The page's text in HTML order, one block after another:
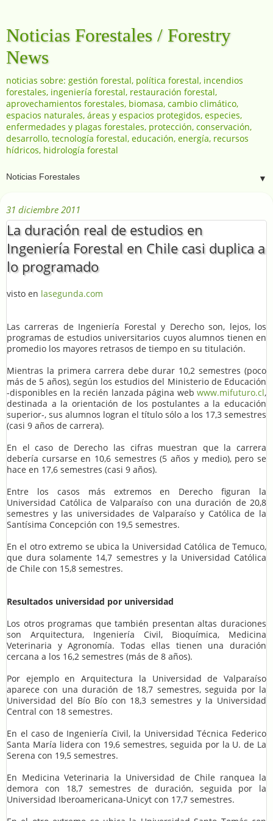
Noticias Forestales / Forestry
News
noticias sobre: gestión forestal, política forestal, incendios
forestales, ingeniería forestal, restauración forestal,
aprovechamientos forestales, biomasa, cambio climático,
espacios naturales, áreas y espacios protegidos, especies,
enfermedades y plagas forestales, protección, conservación,
desarrollo, tecnología forestal, educación, energía, recursos
hídricos, hidrología forestal
▼
31 diciembre 2011
La duración real de estudios en
Ingeniería Forestal en Chile casi duplica a
lo programado
visto en lasegunda.com
Las carreras de Ingeniería Forestal y Derecho son, lejos, los
programas de estudios universitarios cuyos alumnos tienen en
promedio los mayores retrasos de tiempo en su titulación.
Mientras la primera carrera debe durar 10,2 semestres (poco
más de 5 años), según los estudios del Ministerio de Educación
-disponibles en la recién lanzada página web www.mifuturo.cl,
destinada a la orientación de los postulantes a la educación
superior-, sus alumnos logran el título sólo a los 17,3 semestres
(casi 9 años de carrera).
En el caso de Derecho las cifras muestran que la carrera
debería cursarse en 10,6 semestres (5 años y medio), pero se
hace en 17,6 semestres (casi 9 años).
Entre los casos más extremos en Derecho figuran la
Universidad Católica de Valparaíso con una duración de 20,8
semestres y las universidades de Valparaíso y Católica de la
Santísima Concepción con 19,5 semestres.
En el otro extremo se ubica la Universidad Católica de Temuco,
que dura solamente 14,7 semestres y la Universidad Católica
de Chile con 15,8 semestres.
Resultados universidad por universidad
Los otros programas que también presentan altas duraciones
son Arquitectura, Ingeniería Civil, Bioquímica, Medicina
Veterinaria y Agronomía. Todas ellas tienen una duración
cercana a los 16,2 semestres (más de 8 años).
Por ejemplo en Arquitectura la Universidad de Valparaíso
aparece con una duración de 18,7 semestres, seguida por la
Universidad del Bío Bío con 18,3 semestres y la Universidad
Central con 18 semestres.
En el caso de Ingeniería Civil, la Universidad Técnica Federico
Santa María lidera con 19,6 semestres, seguida por la U. de La
Serena con 19,5 semestres.
En Medicina Veterinaria la Universidad de Chile ranquea la
demora con 18,7 semestres de duración, seguida por la
Universidad Iberoamericana-Unicyt con 17,7 semestres.